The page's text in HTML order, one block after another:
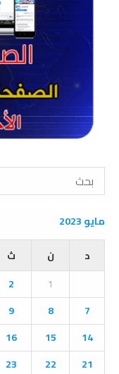
S
r
o
مايو 2023
د
ن ث
1
2
7
8
9
14
15
16
21
22
23